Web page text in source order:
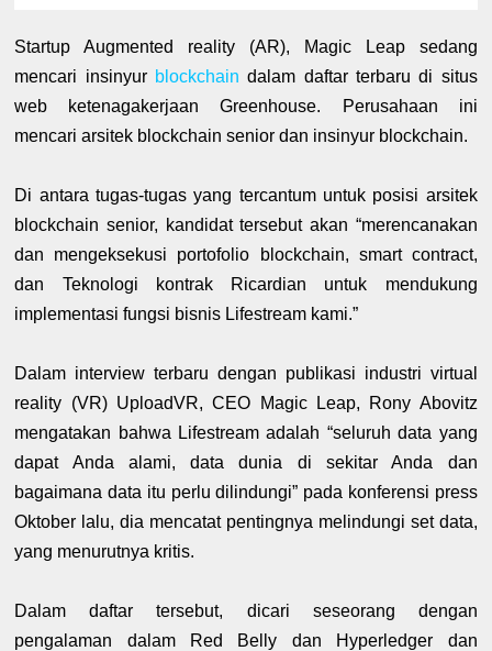
Startup Augmented reality (AR), Magic Leap sedang
mencari insinyur blockchain dalam daftar terbaru di situs
web ketenagakerjaan Greenhouse. Perusahaan ini
mencari arsitek blockchain senior dan insinyur blockchain.
Di antara tugas-tugas yang tercantum untuk posisi arsitek
blockchain senior, kandidat tersebut akan “merencanakan
dan mengeksekusi portofolio blockchain, smart contract,
dan Teknologi kontrak Ricardian untuk mendukung
implementasi fungsi bisnis Lifestream kami.”
Dalam interview terbaru dengan publikasi industri virtual
reality (VR) UploadVR, CEO Magic Leap, Rony Abovitz
mengatakan bahwa Lifestream adalah “seluruh data yang
dapat Anda alami, data dunia di sekitar Anda dan
bagaimana data itu perlu dilindungi” pada konferensi press
Oktober lalu, dia mencatat pentingnya melindungi set data,
yang menurutnya kritis.
Dalam daftar tersebut, dicari seseorang dengan
pengalaman dalam Red Belly dan Hyperledger dan